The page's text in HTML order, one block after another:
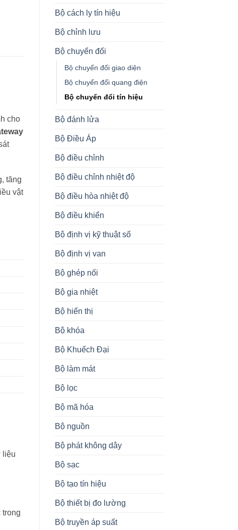
Bộ cách ly tín hiệu
Bộ chỉnh lưu
Bộ chuyển đổi
Bộ chuyển đổi giao diện
Bộ chuyển đổi quang điện
Bộ chuyển đổi tín hiệu
Bộ đánh lửa
Bộ Điều Áp
Bộ điều chỉnh
Bộ điều chỉnh nhiệt độ
Bộ điều hòa nhiệt độ
Bộ điều khiển
Bộ định vị kỹ thuật số
Bộ định vị van
Bộ ghép nối
Bộ gia nhiệt
Bộ hiển thị
Bộ khóa
Bộ Khuếch Đại
Bộ làm mát
Bộ lọc
Bộ mã hóa
Bộ nguồn
Bộ phát không dây
Bộ sạc
Bộ tạo tín hiệu
Bộ thiết bị đo lường
Bộ truyền áp suất
cho
tăng
vật
liệu
trong